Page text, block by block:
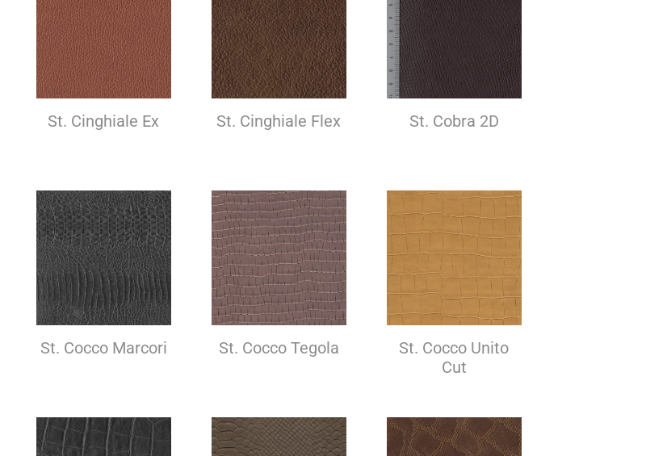
St. Cinghiale Ex St. Cinghiale Flex St. Cobra 2D
St. Cocco Marcori St. Cocco Tegola
St. Cocco Unito
Cut